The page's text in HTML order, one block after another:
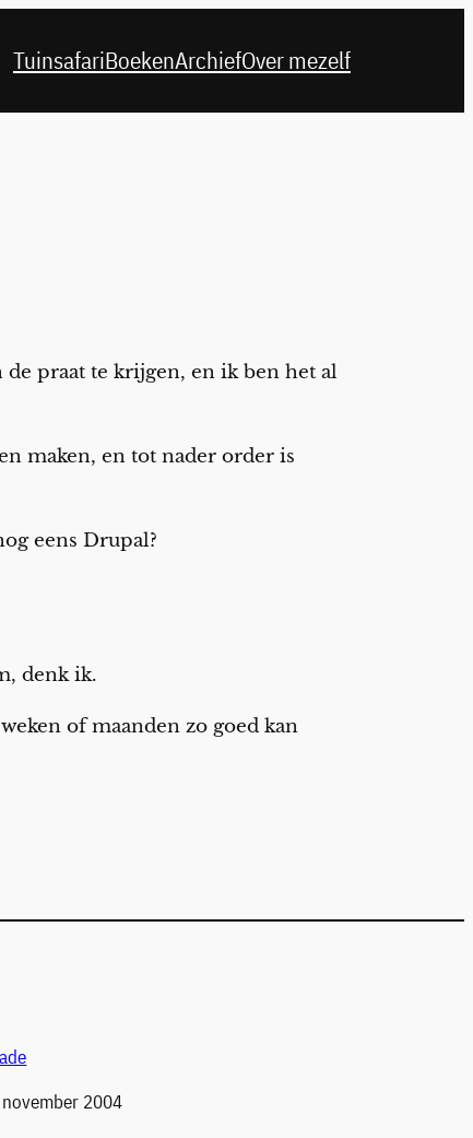
TuinsafariBoekenArchiefOver mezelf
de praat te krijgen, en ik ben het al
maken, en tot nader order is
eens Drupal?
denk ik.
of maanden zo goed kan
2004